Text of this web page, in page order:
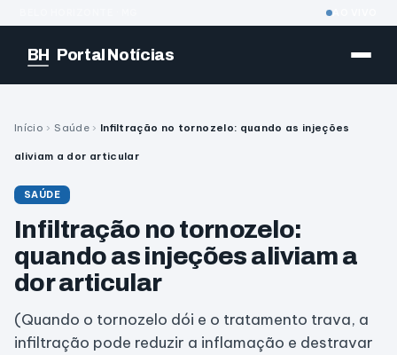
BH Portal Notícias
Início › Saúde › Infiltração no tornozelo: quando as injeções
aliviam a dor articular
SAÚDE
Infiltração no tornozelo:
quando as injeções aliviam a
dor articular
(Quando o tornozelo dói e o tratamento trava, a
infiltração pode reduzir a inflamação e destravar